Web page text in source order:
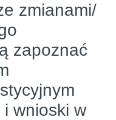
zmianami/
zapoznać
i wnioski w